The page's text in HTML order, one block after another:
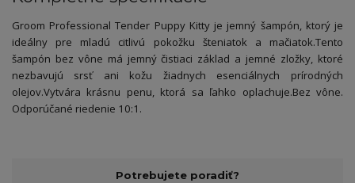
Groom Professional Tender Puppy Kitty je jemný šampón, ktorý je
ideálny pre mladú citlivú pokožku šteniatok a mačiatok.Tento
šampón bez vône má jemný čistiaci základ a jemné zložky, ktoré
nezbavujú srsť ani kožu žiadnych esenciálnych prírodných
olejov.Vytvára krásnu penu, ktorá sa ľahko oplachuje.Bez vône.
Odporúčané riedenie 10:1.
Potrebujete poradiť?